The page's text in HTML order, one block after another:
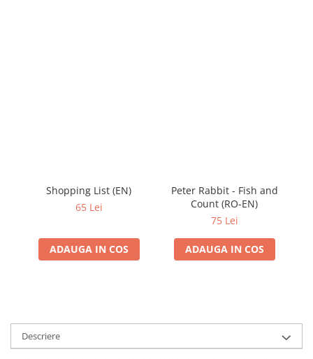
Shopping List (EN)
65 Lei
ADAUGA IN COS
Peter Rabbit - Fish and
Count (RO-EN)
75 Lei
ADAUGA IN COS
Descriere